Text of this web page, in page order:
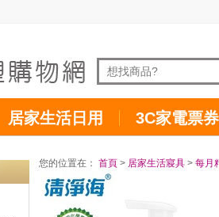
居家生活日用 3C家電票券
您的位置在： 首頁 > 居家生活寢具 > 每月